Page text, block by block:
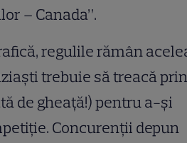
– Canada”.
regulile rămân
trebuie să treacă prin
de gheață!) pentru a-și
Concurenții depun